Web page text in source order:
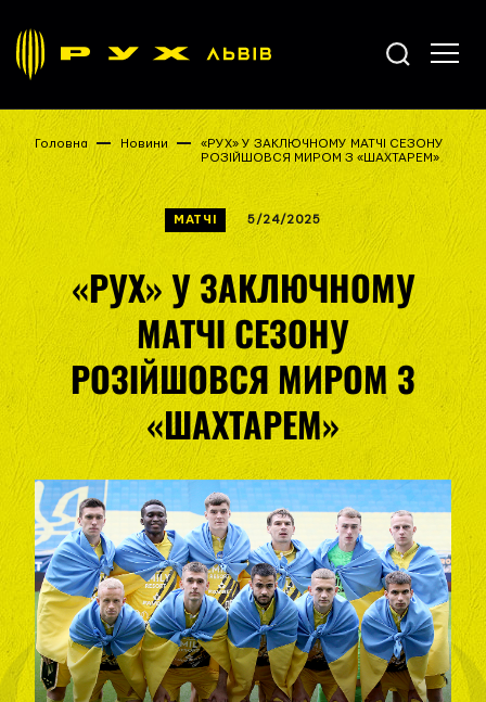
Головна Новини
«РУХ» У ЗАКЛЮЧНОМУ МАТЧІ СЕЗОНУ
РОЗІЙШОВСЯ МИРОМ З «ШАХТАРЕМ»
МАТЧІ 5/24/2025
«РУХ» У ЗАКЛЮЧНОМУ
МАТЧІ СЕЗОНУ
РОЗІЙШОВСЯ МИРОМ З
«ШАХТАРЕМ»